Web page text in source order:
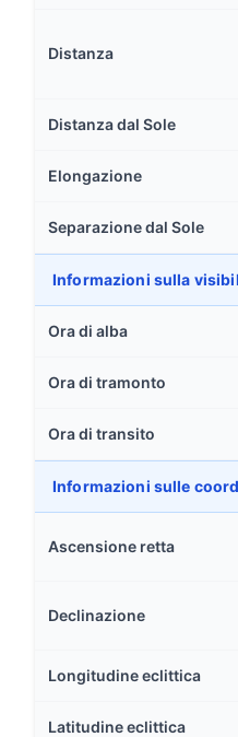
Distanza
Distanza dal Sole
Elongazione
Separazione dal Sole
Informazioni sulla
Ora di alba
Ora di tramonto
Ora di transito
Informazioni sulle
Ascensione retta
Declinazione
Longitudine eclittica
Latitudine eclittica